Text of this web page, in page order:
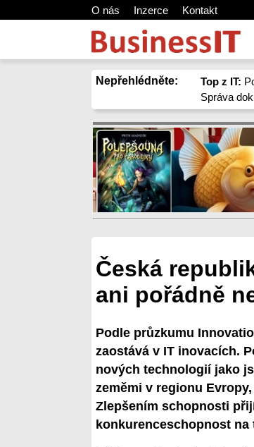
O nás Inzerce Kontakt
Nepřehlédněte: Top z IT:
Správa
Česká
ani pořádně
Podle průzkumu
zaostává v IT inovacích.
nových technologií jako
zeměmi v regionu
Zlepšením schopnosti
konkurenceschopnost na